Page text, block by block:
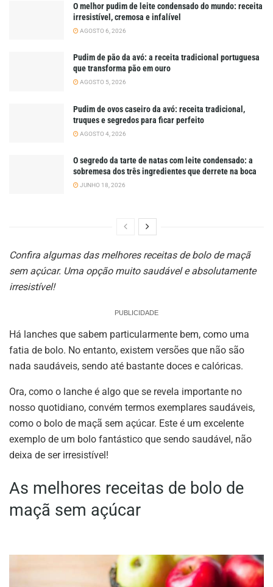
O melhor pudim de leite condensado do mundo: receita
irresistível, cremosa e infalível
AGOSTO 6, 2026
Pudim de pão da avó: a receita tradicional portuguesa
que transforma pão em ouro
AGOSTO 5, 2026
Pudim de ovos caseiro da avó: receita tradicional,
truques e segredos para ficar perfeito
AGOSTO 4, 2026
O segredo da tarte de natas com leite condensado: a
sobremesa dos três ingredientes que derrete na boca
JUNHO 18, 2026
Confira algumas das melhores receitas de bolo de maçã
sem açúcar. Uma opção muito saudável e absolutamente
irresistível!
PUBLICIDADE
Há lanches que sabem particularmente bem, como uma
fatia de bolo. No entanto, existem versões que não são
nada saudáveis, sendo até bastante doces e calóricas.
Ora, como o lanche é algo que se revela importante no
nosso quotidiano, convém termos exemplares saudáveis,
como o bolo de maçã sem açúcar. Este é um excelente
exemplo de um bolo fantástico que sendo saudável, não
deixa de ser irresistível!
As melhores receitas de bolo de
maçã sem açúcar